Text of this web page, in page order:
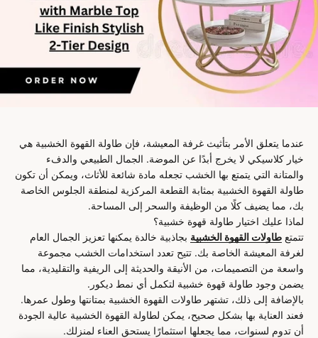
عندما يتعلق الأمر بتأثيث غرفة المعيشة، فإن طاولة القهوة الخشبية هي
خيار كلاسيكي لا يخرج أبدًا عن الموضة. الجمال الطبيعي والدفء
والمتانة التي يتمتع بها الخشب تجعله مادة شائعة للأثاث، ويمكن أن تكون
طاولة القهوة الخشبية بمثابة القطعة المركزية لمنطقة الجلوس الخاصة
بك، مما يضيف كلًا من الوظيفة والسحر إلى المساحة.
لماذا عليك اختيار طاولة قهوة خشبية؟
تتمتع طاولات القهوة الخشبية بجاذبية خالدة يمكنها تعزيز الجمال العام
لغرفة المعيشة الخاصة بك. تتيح تعدد استخدامات الخشب مجموعة
واسعة من التصميمات، من الأنيقة والحديثة إلى الريفية والتقليدية، مما
يضمن وجود طاولة قهوة خشبية لتكمل أي نمط ديكور.
بالإضافة إلى ذلك، تشتهر طاولات القهوة الخشبية بمتانتها وطول عمرها.
فعند العناية بها بشكل صحيح، يمكن لطاولة القهوة الخشبية عالية الجودة
أن تدوم لسنوات، مما يجعلها استثمارًا يستحق العناء لمنزلك.